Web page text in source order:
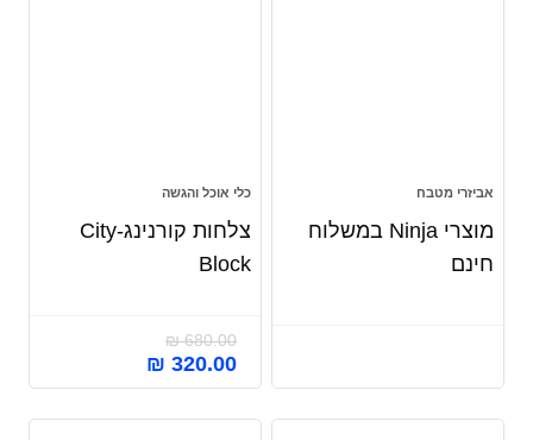
אביזרי מטבח
מוצרי Ninja במשלוח
חינם
כלי אוכל והגשה
צלחות קורנינג-City
Block
₪680.00
₪ 320.00